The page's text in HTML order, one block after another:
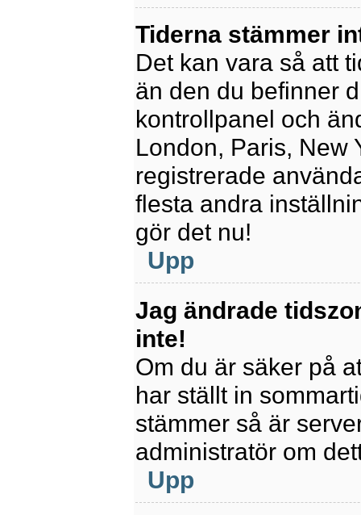
Tiderna stämmer
Det kan vara så att
än den du befinner
kontrollpanel och
London, Paris, New
registrerade
flesta andra
gör det nu!
Upp
Jag ändrade
inte!
Om du är säker på
har ställt in
stämmer så är
administratör om
Upp